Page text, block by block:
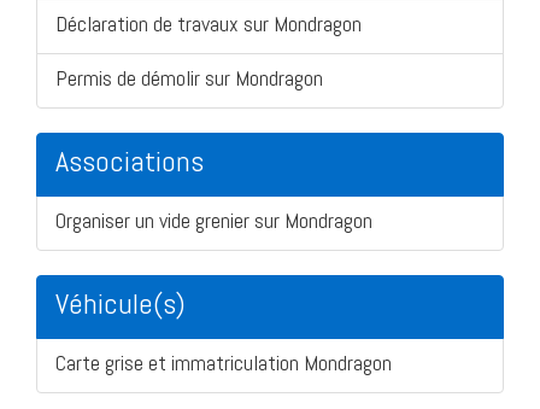
Déclaration de travaux sur Mondragon
Permis de démolir sur Mondragon
Associations
Organiser un vide grenier sur Mondragon
Véhicule(s)
Carte grise et immatriculation Mondragon